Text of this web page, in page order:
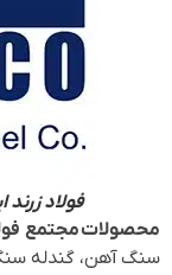
فولاد زرند
محصولات مجتمع
سنگ آهن، گندله